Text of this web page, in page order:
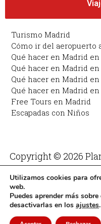
Turismo Madrid
Cómo ir del aeropuerto
Qué hacer en Madrid
Qué hacer en Madrid
Qué hacer en Madrid
Qué hacer en Madrid
Free Tours en Madrid
Escapadas con Niños
Copyright © 2026
Madrid | Funciona
Utilizamos cookies para
web.
Puedes aprender más
desactivarlas en los ajustes.